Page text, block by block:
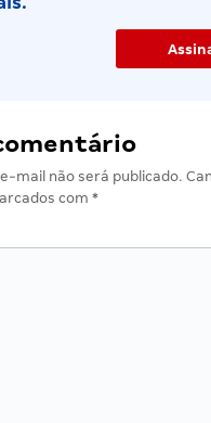
mail não será publicado.
com *